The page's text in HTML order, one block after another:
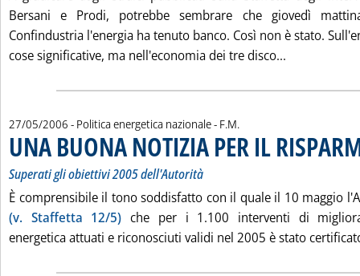
Bersani e Prodi, potrebbe sembrare che giovedì
Confindustria l'energia ha tenuto banco. Così non è stato.
cose significative, ma nell'economia dei tre disco...
27/05/2006 - Politica energetica nazionale - di:
F.M.
UNA BUONA NOTIZIA PER IL
Superati gli obiettivi 2005 dell'Autorità
È comprensibile il tono soddisfatto con il quale il 10 maggio
(v. Staffetta 12/5) che per i 1.100 interventi di
energetica attuati e riconosciuti validi nel 2005 è stato